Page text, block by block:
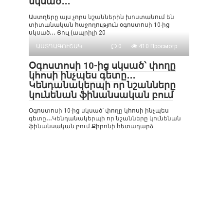
Աստղերը այս չորս նշաններին խոստանում են
տիտանական հաջողություն օգոստոսի 10-ից
սկսած․․․ Ցուլ (ապրիլի 20
ԱՍՏՂԱԳՈՒՇԱԿ
0 410 Просмотр
Օգոստոսի 10-ից սկսած՝ փողը
կհոսի ինչպես գետը․․․
Կենդանակերպի որ նշանները
կունենան ֆինանսական բում
Օգոստոսի 10-ից սկսած՝ փողը կհոսի ինչպես
գետը․․․Կենդանակերպի որ նշանները կունենան
ֆինանսական բում Քիրոնի հետադարձ